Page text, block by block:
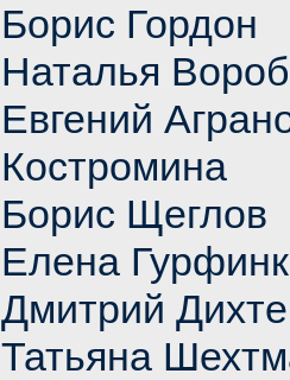
Борис Гордон
Наталья
Евгений
Костромина
Борис Щеглов
Елена
Дмитрий
Татьяна